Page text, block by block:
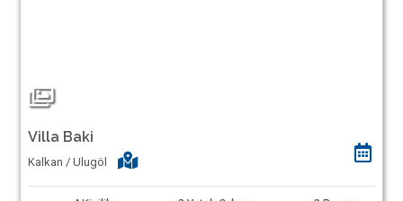
Villa Baki
Kalkan / Ulugöl